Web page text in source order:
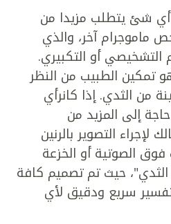
أي شئ يتطلب مزيدا من
ماموجرام آخر، والذي
أو التكبيري.
تمكين الطبيب من النظر
الثدي. إذا كانرأي
إلى المزيد من
التصوير بالرنين
الصوتية أو الخزعة
حيث تم تصميم كافة
سريع ودقيق لأي